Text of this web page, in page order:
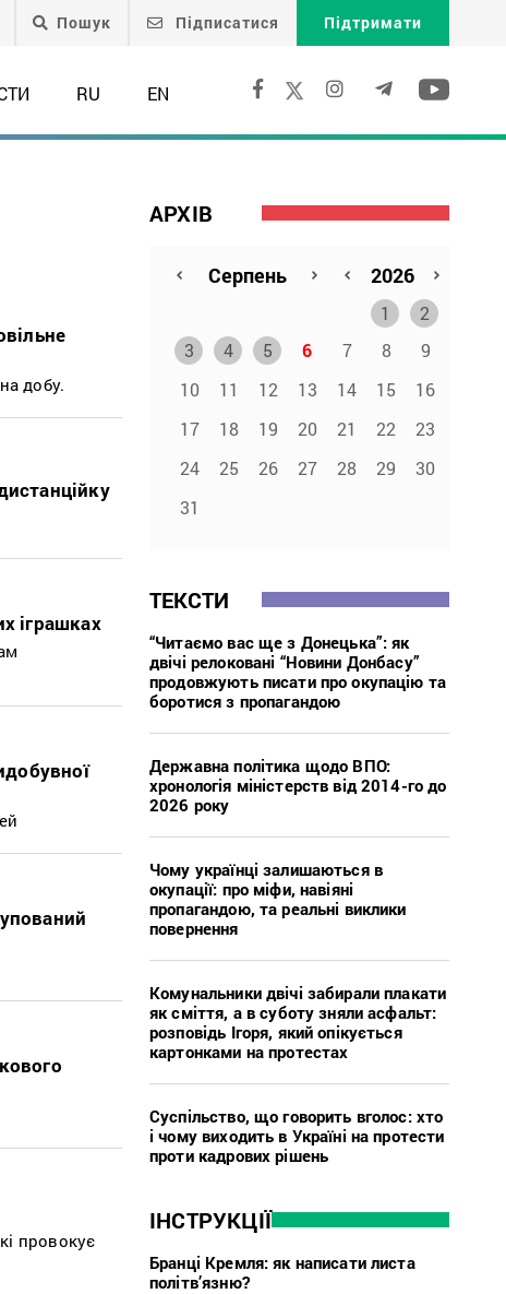
Пошук Підписатися Підтримати
RU EN
добу.
іграшках
провокує
АРХІВ
1
2
3
4 5 6 7 8
9
10
11 12 13 14 15
16
17
18 19 20 21 22
23
24
25 26 27 28 29
30
31
ТЕКСТИ
“Читаємо вас ще з Донецька”: як
двічі релоковані “Новини Донбасу”
продовжують писати про окупацію та
боротися з пропагандою
Державна політика щодо ВПО:
хронологія міністерств від 2014-го до
2026 року
Чому українці залишаються в
окупації: про міфи, навіяні
пропагандою, та реальні виклики
повернення
Комунальники двічі забирали плакати
як сміття, а в суботу зняли асфальт:
розповідь Ігоря, який опікується
картонками на протестах
Суспільство, що говорить вголос: хто
і чому виходить в Україні на протести
проти кадрових рішень
ІНСТРУКЦІЇ
Бранці Кремля: як написати листа
політв’язню?